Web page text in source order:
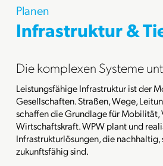
Planen
Infrastruktur &
Die komplexen Systeme
Leistungsfähige Infrastruktur ist der
Gesellschaften. Straßen, Wege,
schaffen die Grundlage für Mobilität,
Wirtschaftskraft. WPW plant und
Infrastrukturlösungen, die nachhaltig,
zukunftsfähig sind.